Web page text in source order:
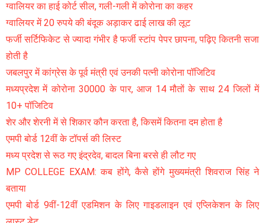
ग्वालियर का हाई कोर्ट सील, गली-गली में कोरोना का कहर
ग्वालियर में 20 रुपये की बंदूक अड़ाकर ढाई लाख की लूट
फर्जी सर्टिफिकेट से ज्यादा गंभीर है फर्जी स्टांप पेपर छापना, पढ़िए कितनी सजा
होती है
जबलपुर में कांग्रेस के पूर्व मंत्री एवं उनकी पत्नी कोरोना पॉजिटिव
मध्यप्रदेश में कोरोना 30000 के पार, आज 14 मौतों के साथ 24 जिलों में
10+ पॉजिटिव
शेर और शेरनी में से शिकार कौन करता है, किसमें कितना दम होता है
एमपी बोर्ड 12वीं के टॉपर्स की लिस्ट
मध्य प्रदेश से रूठ गए इंद्रदेव, बादल बिना बरसे ही लौट गए
MP COLLEGE EXAM: कब होंगे, कैसे होंगे मुख्यमंत्री शिवराज सिंह ने
बताया
एमपी बोर्ड 9वीं-12वीं एडमिशन के लिए गाइडलाइन एवं एप्लिकेशन के लिए